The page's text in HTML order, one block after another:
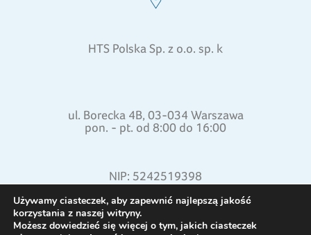
HTS Polska Sp. z o.o. sp. k
ul. Borecka 4B, 03-034 Warszawa
pon. - pt. od 8:00 do 16:00
NIP: 5242519398
REGON: 015871772
Używamy ciasteczek, aby zapewnić najlepszą jakość
korzystania z naszej witryny.
Możesz dowiedzieć się więcej o tym, jakich ciasteczek